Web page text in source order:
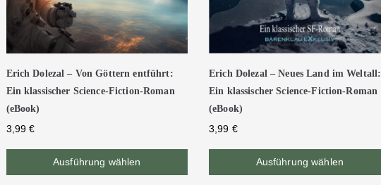
Erich Dolezal – Von Göttern entführt:
Ein klassischer Science-Fiction-Roman
(eBook)
3,99€
Ausführung wählen
Erich Dolezal – Neues Land im Weltall:
Ein klassischer Science-Fiction-Roman
(eBook)
3,99 €
Ausführung wählen